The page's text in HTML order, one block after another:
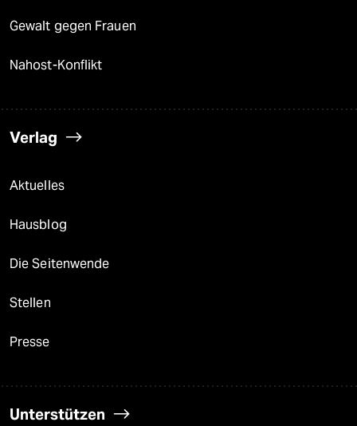
Gewalt gegen Frauen
Nahost-Konflikt
Verlag
Aktuelles
Hausblog
Die Seitenwende
Stellen
Presse
Unterstützen